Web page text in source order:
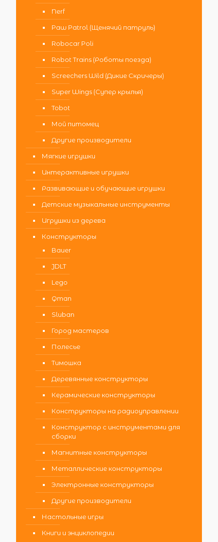
Nerf
Paw Patrol (Щенячий патруль)
Robocar Poli
Robot Trains (Роботы поезда)
Screechers Wild (Дикие Скричеры)
Super Wings (Супер крылья)
Tobot
Мой питомец
Другие производители
Мягкие игрушки
Интерактивные игрушки
Развивающие и обучающие игрушки
Детские музыкальные инструменты
Игрушки из дерева
Конструкторы
Bauer
JDLT
Lego
Qman
Sluban
Город мастеров
Полесье
Тимошка
Деревянные конструкторы
Керамические конструкторы
Конструкторы на радиоуправлении
Конструктор с инструментами для
сборки
Магнитные конструкторы
Металлические конструкторы
Электронные конструкторы
Другие производители
Настольные игры
Книги и энциклопедии